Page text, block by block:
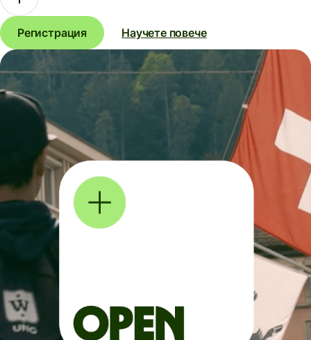
Регистрация Научете повече